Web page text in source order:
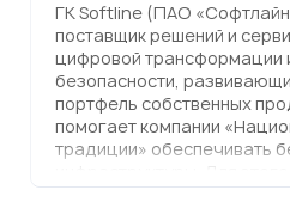
ГК Softline (ПАО
поставщик решений и
цифровой трансформации
безопасности,
портфель собственных
помогает компании
традиции» обеспечивать
предоставила клиенту